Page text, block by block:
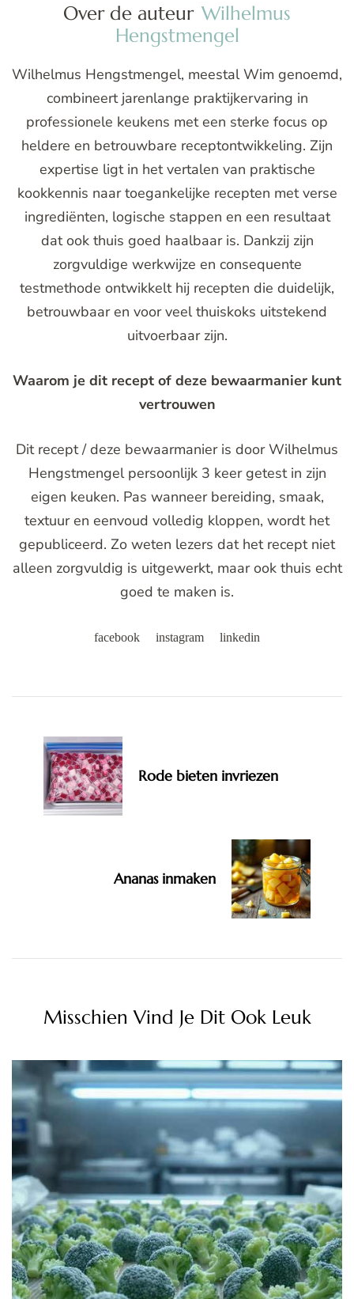
Over de auteur Wilhelmus
Hengstmengel
Wilhelmus Hengstmengel, meestal Wim genoemd,
combineert jarenlange praktijkervaring in
professionele keukens met een sterke focus op
heldere en betrouwbare receptontwikkeling. Zijn
expertise ligt in het vertalen van praktische
kookkennis naar toegankelijke recepten met verse
ingrediënten, logische stappen en een resultaat
dat ook thuis goed haalbaar is. Dankzij zijn
zorgvuldige werkwijze en consequente
testmethode ontwikkelt hij recepten die duidelijk,
betrouwbaar en voor veel thuiskoks uitstekend
uitvoerbaar zijn.
Waarom je dit recept of deze bewaarmanier kunt
vertrouwen
Dit recept / deze bewaarmanier is door Wilhelmus
Hengstmengel persoonlijk 3 keer getest in zijn
eigen keuken. Pas wanneer bereiding, smaak,
textuur en eenvoud volledig kloppen, wordt het
gepubliceerd. Zo weten lezers dat het recept niet
alleen zorgvuldig is uitgewerkt, maar ook thuis echt
goed te maken is.
facebook instagram linkedin
Navigation
Rode bieten invriezen
Ananas inmaken
Misschien Vind Je Dit Ook Leuk